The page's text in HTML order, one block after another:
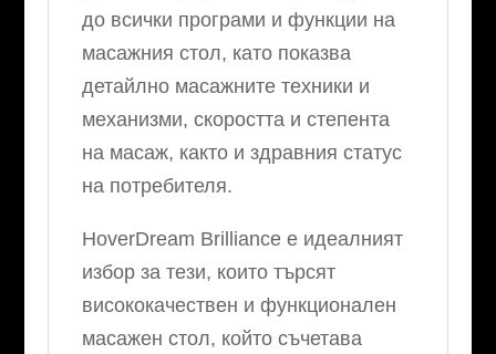
до всички програми и функции на
масажния стол, като показва
детайлно масажните техники и
механизми, скоростта и степента
на масаж, както и здравния статус
на потребителя.
HoverDream Brilliance е идеалният
избор за тези, които търсят
висококачествен и функционален
масажен стол, който съчетава